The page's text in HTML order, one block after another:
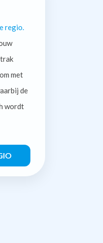
regio.
met
de
wordt